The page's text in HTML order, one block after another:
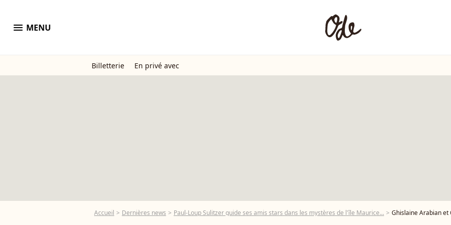
menu MENU
Billetterie En privé avec
Accueil Dernières news Paul-Loup Sulitzer guide ses amis stars dans les mystères de l'île Maurice... Ghislaine Arabian et Grace de Capitani - Soirée de lancement